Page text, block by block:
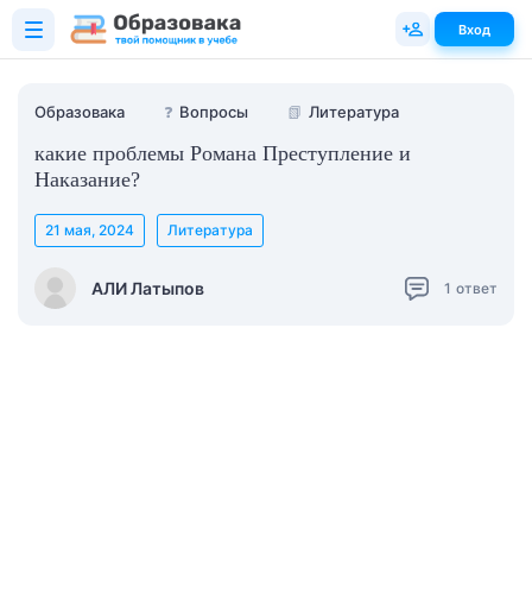
Образовака ❓ Вопросы 📗 Литература
какие проблемы Романа Преступление и
Наказание?
АЛИ Латыпов
21 мая, 2024 Литература
1 ответ
Вход